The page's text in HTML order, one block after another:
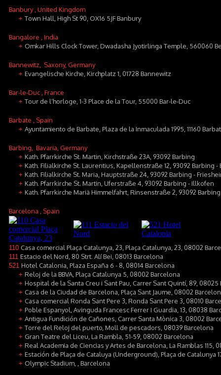
Banbury, United Kingdom
+ Town Hall, High St 90, OX16 5JF Banbury
Bangalore , India
+ Omkar Hills Clock Tower, Dwadasha Jyotirlinga Temple, 560060
Bannewitz , Saxony, Germany
+ Evangelische Kirche, Kirchplatz 1, 01728 Bannewitz
Bar-le-Duc , France
+ Tour de l’horloge, 1-3 Place de la Tour, 55000 Bar-le-Duc
Barbate , Spain
+ Ayuntamiento de Barbate, Plaza de la Inmaculada 1995, 11160
Barbing , Bavaria, Germany
+ Kath. Pfarrkirche St. Martin, Kirchstraße 23A, 93092 Barbing
+ Kath. Filialkirche St. Laurentius, Kapellenstraße 12, 93092 Barbing -
+ Kath. Filialkirche St. Maria, Hauptstraße 24, 93092 Barbing -
+ Kath. Pfarrkirche St. Martin, Uferstraße 4, 93092 Barbing - Illkofen
+ Kath. Pfarrkirche Mariä Himmelfahrt, Rinsenstraße 2, 93092
Barcelona , Spain
110 Casa comercial Plaça Catalunya, 23, Plaça Catalunya, 23, 08002
111 Estacio del Nord, 80 Strt. Alí Bei, 08013 Barcelona
521 Hotel Catalonia, Plaza España 6 - 8, 08014 Barcelona
+ Reloj de la BBVA, Plaça Catalunya 5, 08002 Barcelona
+ Hospital de la Santa Creu i Sant Pau, Carrer Sant Quintí, 89, 08025
+ Casa de la Ciudad de Barcelona, Plaça Sant Jaume, 08002
+ Casa comercial Ronda Sant Pere 3, Ronda Sant Pere 3, 08010
+ Poble Espanyol, Avinguda Francesc Ferrer I Guardia, 13, 08038
+ Antigua Fundición de Cañones, Carrer Santa Mònica 3, 08002
+ Torre del Reloj del puerto, Moll de pescadors, 08039 Barcelona
+ Gran Teatre del Liceu, La Rambla, 51-59, 08002 Barcelona
+ Real Academia de Ciencias y Artes de Barcelona, La Ramblas 115,
+ Estación de Plaça de Cataluya (Underground), Plaça de Catalunya
+ Olympic Stadium, , Barcelona